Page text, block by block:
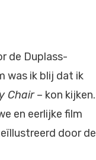
de Duplass-
was ik blij dat ik
Chair– kon kijken.
en eerlijke film
door de